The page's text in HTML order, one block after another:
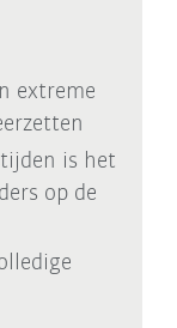
extreme
is het
op de